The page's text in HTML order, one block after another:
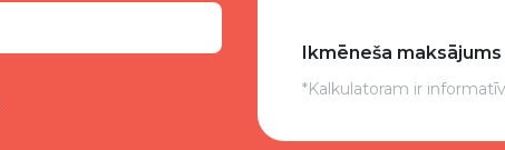
Ikmēneša maksājums
*Kalkulatoram ir